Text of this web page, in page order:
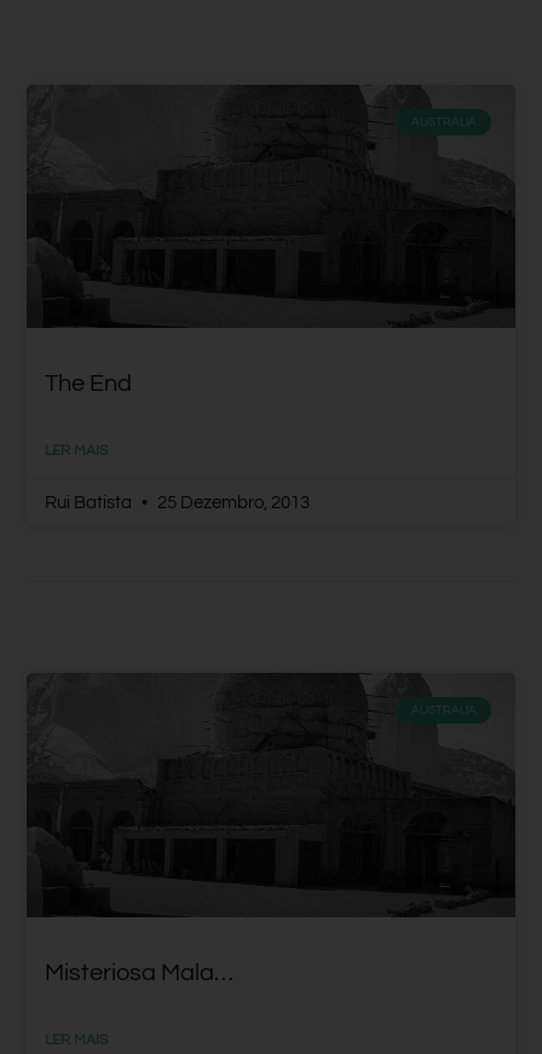
AUSTRÁLIA
The End
LER MAIS
Rui Batista 25 Dezembro, 2013
AUSTRÁLIA
Misteriosa Mala…
LER MAIS